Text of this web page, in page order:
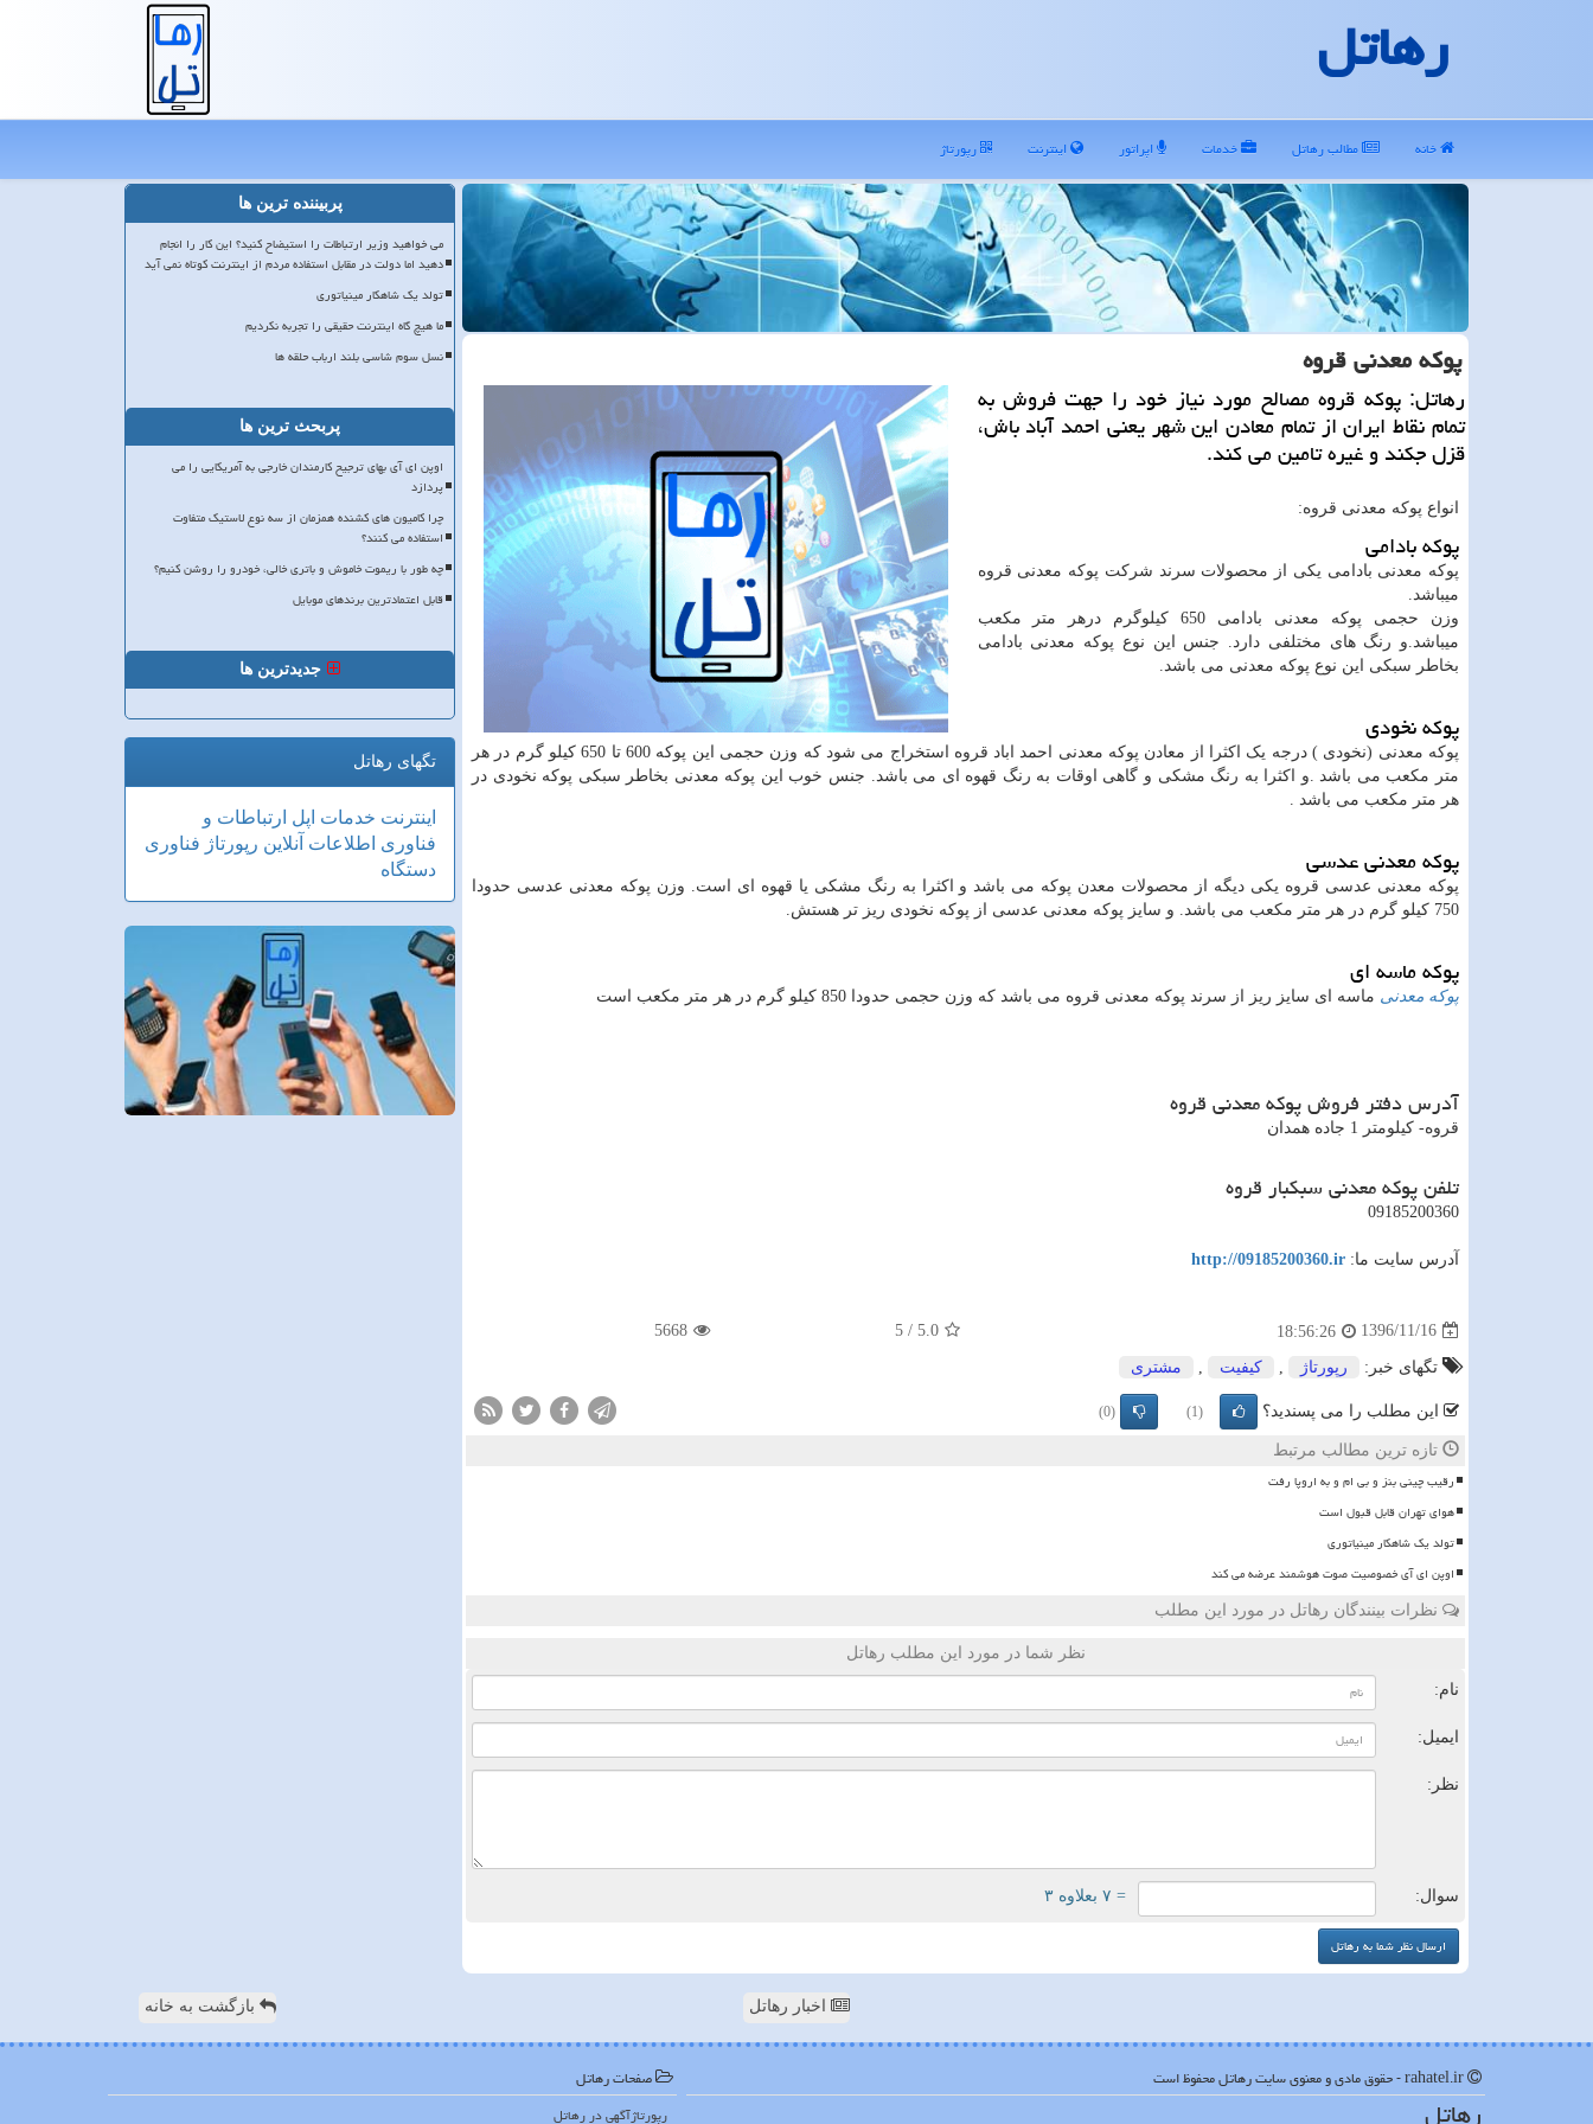
رهاتل
خانه مطالب رهاتل خدمات اپراتور اینترنت رپورتاژ
پوكه معدنی قروه
رهاتل: پوكه قروه مصالح مورد نیاز خود را جهت فروش به
تمام نقاط ایران از تمام معادن این شهر یعنی احمد آباد باش،
قزل جكند و غیره تامین می كند.
انواع پوکه معدنی قروه:
پوکه بادامی
پوکه معدنی بادامی یکی از محصولات سرند شرکت پوکه معدنی قروه
میباشد.
وزن حجمی پوکه معدنی بادامی 650 کیلوگرم درهر متر مکعب
میباشد.و رنگ های مختلفی دارد. جنس این نوع پوکه معدنی بادامی
بخاطر سبکی این نوع پوکه معدنی می باشد.
پوکه نخودی
پوکه معدنی (نخودی ) درجه یک اکثرا از معادن پوکه معدنی احمد اباد قروه استخراج می شود که وزن حجمی این پوکه 600 تا 650 کیلو گرم در هر
متر مکعب می باشد .و اکثرا به رنگ مشکی و گاهی اوقات به رنگ قهوه ای می باشد. جنس خوب این پوکه معدنی بخاطر سبکی پوکه نخودی در
هر متر مکعب می باشد .
پوکه معدنی عدسی
پوکه معدنی عدسی قروه یکی دیگه از محصولات معدن پوکه می باشد و اکثرا به رنگ مشکی یا قهوه ای است. وزن پوکه معدنی عدسی حدودا
750 کیلو گرم در هر متر مکعب می باشد. و سایز پوکه معدنی عدسی از پوکه نخودی ریز تر هستش.
پوکه ماسه ای
پوکه معدنی ماسه ای سایز ریز از سرند پوکه معدنی قروه می باشد که وزن حجمی حدودا 850 کیلو گرم در هر متر مکعب است
آدرس دفتر فروش پوکه معدنی قروه
قروه- کيلومتر 1 جاده همدان
تلفن پوکه معدنی سبکبار قروه
09185200360
آدرس سایت ما: http://09185200360.ir
1396/11/16
18:56:26
5.0
/
5
5668
تگهای خبر: رپورتاژ كیفیت مشتری
این مطلب را می پسندید؟ (1)
(0)
تازه ترین مطالب مرتبط
رقیب چینی بنز و بی ام و به اروپا رفت
هوای تهران قابل قبول است
تولد یک شاهکار مینیاتوری
اوپن ای آی خصوصیت صوت هوشمند عرضه می کند
نظرات بینندگان رهاتل در مورد این مطلب
نظر شما در مورد این مطلب رهاتل
نام:
ایمیل:
نظر:
سوال: = ۷ بعلاوه ۳
پربیننده ترین ها
می خواهید وزیر ارتباطات را استیضاح کنید؟ این کار را انجام
دهید اما دولت در مقابل استفاده مردم از اینترنت کوتاه نمی آید
تولد یک شاهکار مینیاتوری
ما هیچ گاه اینترنت حقیقی را تجربه نکردیم
نسل سوم شاسی بلند ارباب حلقه ها
پربحث ترین ها
اوپن ای آی بهای ترجیح کارمندان خارجی به آمریکایی را می
پردازد
چرا کامیون های کشنده همزمان از سه نوع لاستیک متفاوت
استفاده می کنند؟
چه طور با ریموت خاموش و باتری خالی، خودرو را روشن کنیم؟
قابل اعتمادترین برندهای موبایل
جدیدترین ها
تگهای رهاتل
اینترنت خدمات اپل ارتباطات و
فناوری اطلاعات آنلاین رپورتاژ فناوری
دستگاه
اخبار رهاتل بازگشت به خانه
رهاتل
صفحات رهاتل
رپورتاژآگهی در رهاتل